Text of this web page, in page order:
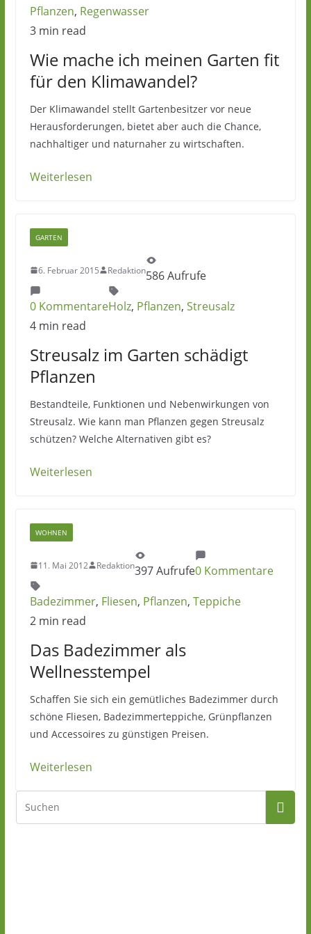
Pflanzen, Regenwasser
3 min read
Wie mache ich meinen Garten fit
für den Klimawandel?
Der Klimawandel stellt Gartenbesitzer vor neue
Herausforderungen, bietet aber auch die Chance,
nachhaltiger und naturnaher zu wirtschaften.
Weiterlesen
GARTEN
6. Februar 2015 Redaktion586 Aufrufe
0 KommentareHolz, Pflanzen, Streusalz
4 min read
Streusalz im Garten schädigt
Pflanzen
Bestandteile, Funktionen und Nebenwirkungen von
Streusalz. Wie kann man Pflanzen gegen Streusalz
schützen? Welche Alternativen gibt es?
Weiterlesen
WOHNEN
11. Mai 2012 Redaktion397 Aufrufe0 Kommentare
Badezimmer, Fliesen, Pflanzen, Teppiche
2 min read
Das Badezimmer als
Wellnesstempel
Schaffen Sie sich ein gemütliches Badezimmer durch
schöne Fliesen, Badezimmerteppiche, Grünpflanzen
und Accessoires zu günstigen Preisen.
Weiterlesen